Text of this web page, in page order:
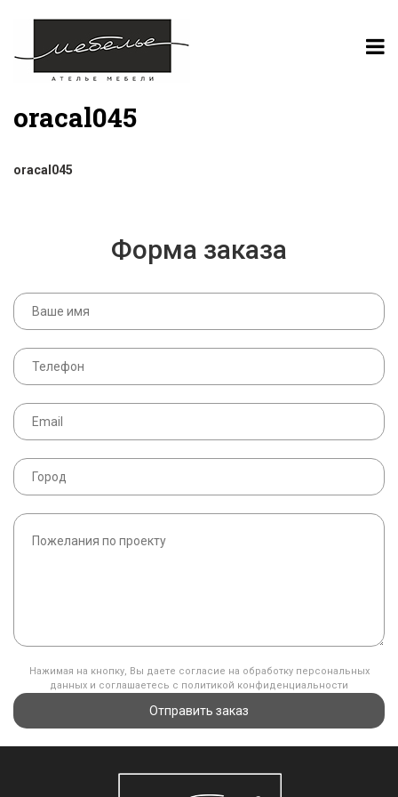
oracal045
oracal045
Форма заказа
Нажимая на кнопку, Вы даете согласие на обработку персональных
данных и соглашаетесь с политикой конфиденциальности
Отправить заказ